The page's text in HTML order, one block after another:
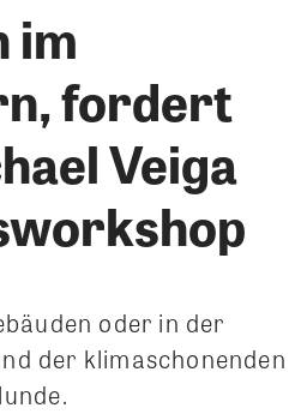
im
fordert
Veiga
oder in der
der klimaschonenden